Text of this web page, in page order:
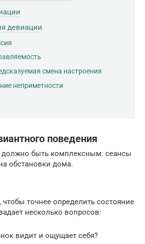
девиации
смена настроения
неприметности
поведения
должно быть комплексным: сеансы
обстановки дома.
чтобы точнее определить состояние
несколько вопросов:
видит и ощущает себя?